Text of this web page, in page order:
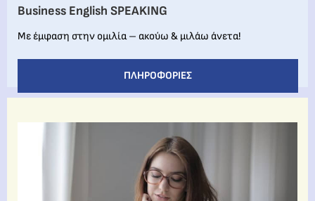
Business English SPEAKING
Με έμφαση στην ομιλία – ακούω & μιλάω άνετα!
ΠΛΗΡΟΦΟΡΊΕΣ